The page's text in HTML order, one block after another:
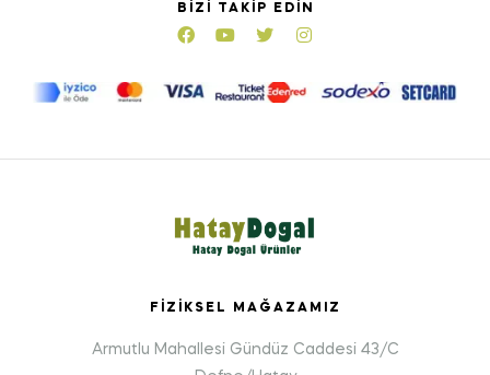
BIZI TAKIP EDIN
FIZIKSEL MAĞAZAMIZ
Armutlu Mahallesi Gündüz Caddesi 43/C